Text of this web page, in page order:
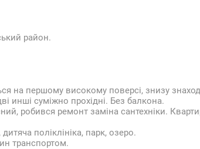
район.
на першому високому поверсі, знизу
инші суміжно прохідні. Без балкона.
робився ремонт заміна сантехніки.
поліклініка, парк, озеро.
транспортом.